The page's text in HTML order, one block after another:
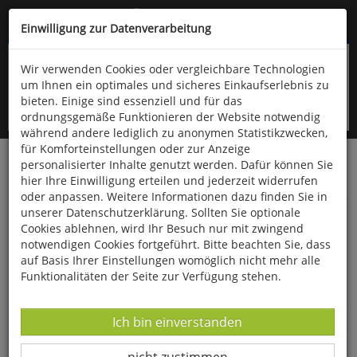
Kompletten Head der Seite überspringen
oder (06766) 9323-960
Startseite Bücher Downloads
Zeitschriften
Der Falke
Vogelschlag an Wartehäuschen
Einwilligung zur Datenverarbeitung
Wir verwenden Cookies oder vergleichbare Technologien
um Ihnen ein optimales und sicheres Einkaufserlebnis zu
bieten. Einige sind essenziell und für das
ordnungsgemäße Funktionieren der Website notwendig
während andere lediglich zu anonymen Statistikzwecken,
für Komforteinstellungen oder zur Anzeige
personalisierter Inhalte genutzt werden. Dafür können Sie
hier Ihre Einwilligung erteilen und jederzeit widerrufen
oder anpassen. Weitere Informationen dazu finden Sie in
unserer Datenschutzerklärung. Sollten Sie optionale
Cookies ablehnen, wird Ihr Besuch nur mit zwingend
notwendigen Cookies fortgeführt. Bitte beachten Sie, dass
auf Basis Ihrer Einstellungen womöglich nicht mehr alle
Funktionalitäten der Seite zur Verfügung stehen.
Datenverarbeitung -
Ich bin einverstanden